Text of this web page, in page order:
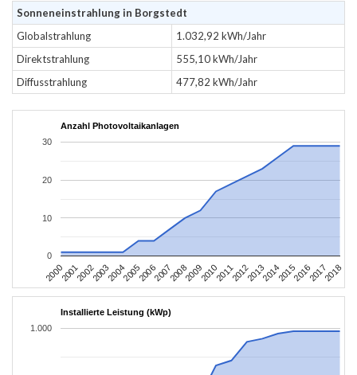
Sonneneinstrahlung in Borgstedt
Globalstrahlung
1.032,92 kWh/Jahr
Direktstrahlung
555,10 kWh/Jahr
Diffusstrahlung
477,82 kWh/Jahr
Anzahl Photovoltaikanlagen
2000200120022003200420052006200720082009201020112012201320142015201620172018
0
10
20
30
Installierte Leistung (kWp)
1.000